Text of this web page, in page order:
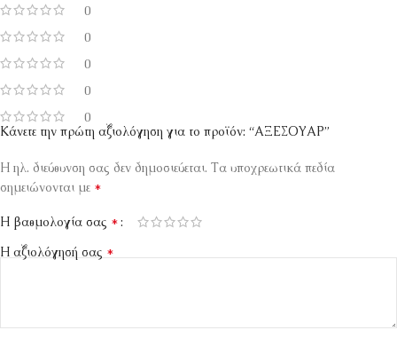
0
0
0
0
0
Κάνετε την πρώτη αξιολόγηση για το προϊόν: “ΑΞΕΣΟΥΑΡ”
Η ηλ. διεύθυνση σας δεν δημοσιεύεται. Τα υποχρεωτικά πεδία
σημειώνονται με *
Η βαθμολογία σας *
Η αξιολόγησή σας *